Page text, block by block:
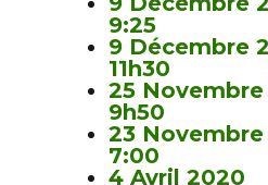
9:25
9 Décembre
11h30
25
9h50
23
7:00
4 Avril 2020